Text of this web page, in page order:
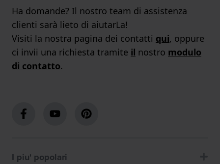
Ha domande? Il nostro team di assistenza
clienti sarà lieto di aiutarLa!
Visiti la nostra pagina dei contatti qui, oppure
ci invii una richiesta tramite il nostro modulo
di contatto.
I piu' popolari